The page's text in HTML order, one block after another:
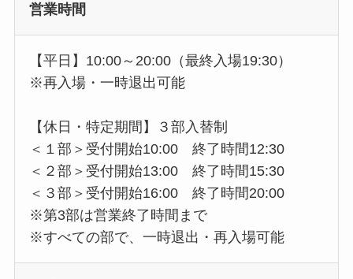
営業時間
【平日】10:00～20:00（最終入場19:30）
※再入場・一時退出可能
【休日・特定期間】３部入替制
＜１部＞受付開始10:00 終了時間12:30
＜２部＞受付開始13:00 終了時間15:30
＜３部＞受付開始16:00 終了時間20:00
※第3部は営業終了時間まで
※すべての部で、一時退出・再入場可能